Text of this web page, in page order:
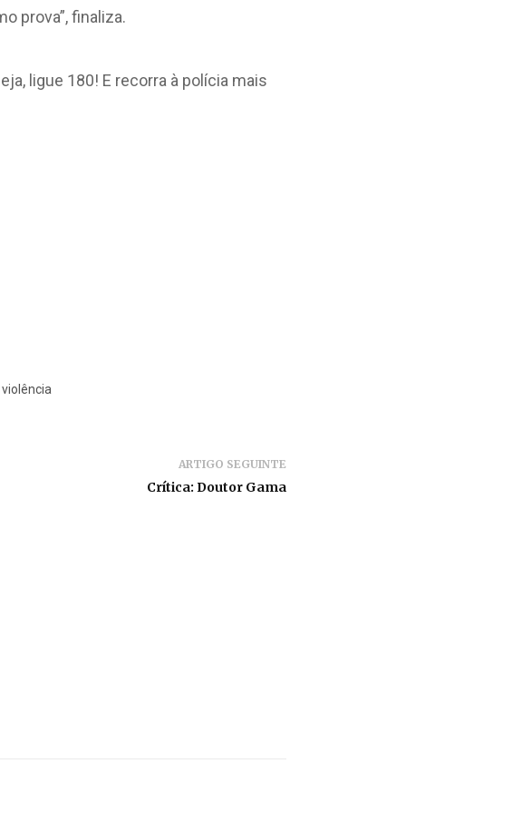
prova”, finaliza.
ligue 180! E recorra à polícia mais
violência
ARTIGO SEGUINTE
Crítica: Doutor Gama